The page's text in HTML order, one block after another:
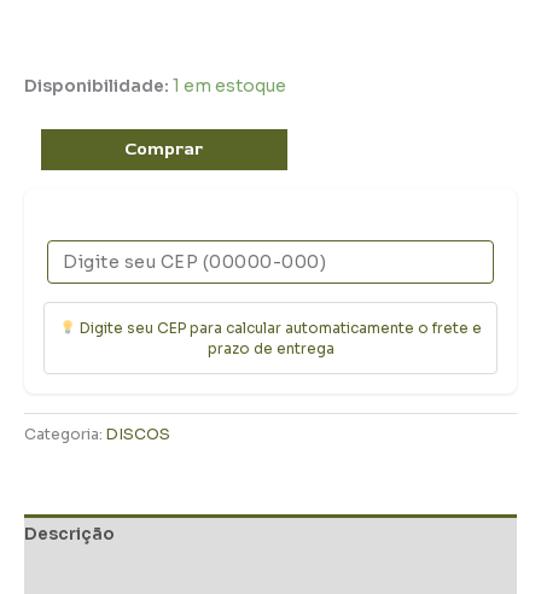
Disponibilidade: 1 em estoque
Comprar
Digite seu CEP para calcular automaticamente o frete e
prazo de entrega
Categoria: DISCOS
Descrição